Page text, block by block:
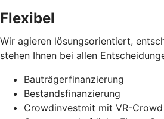
Flexibel
Wir agieren lösungsorientiert,
stehen Ihnen bei allen
Bauträgerfinanzierung
Bestandsfinanzierung
Crowdinvestmit mit VR-Crowd